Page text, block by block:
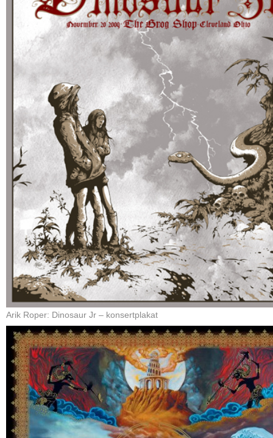
Arik Roper: Dinosaur Jr – konsertplakat